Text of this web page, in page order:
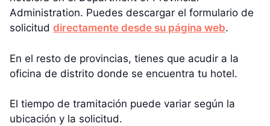
Administration. Puedes descargar el formulario de
solicitud directamente desde su página web.
En el resto de provincias, tienes que acudir a la
oficina de distrito donde se encuentra tu hotel.
El tiempo de tramitación puede variar según la
ubicación y la solicitud.